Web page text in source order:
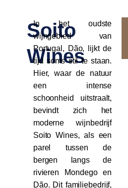
Soito
Wines
In het oudste
wijngebied van
Portugal, Dão, lijkt de
tijd soms stil te staan.
Hier, waar de natuur
een intense
schoonheid uitstraalt,
bevindt zich het
moderne wijnbedrijf
Soito Wines, als een
parel tussen de
bergen langs de
rivieren Mondego en
Dão. Dit familiebedrijf,